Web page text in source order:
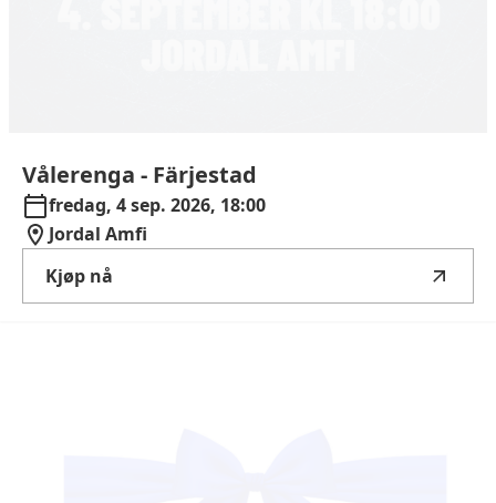
Vålerenga - Färjestad
fredag, 4 sep. 2026, 18:00
Jordal Amfi
Kjøp nå